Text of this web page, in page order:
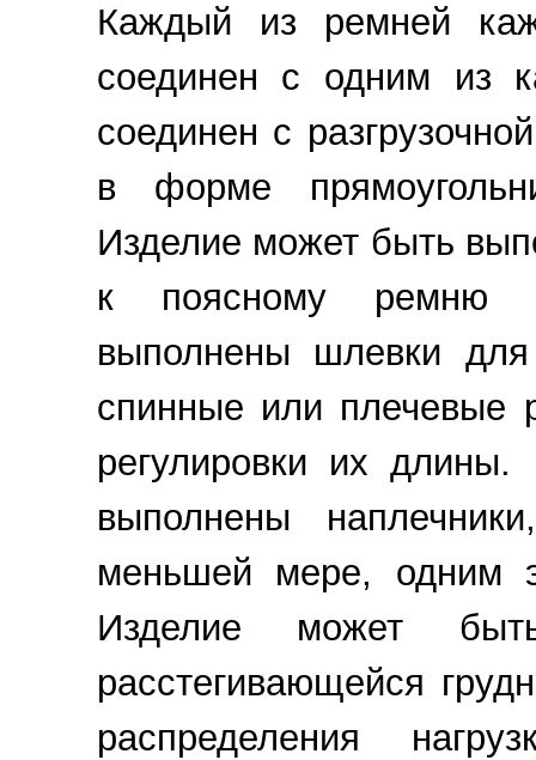
Каждый из ремней
соединен с одним из
соединен с
в форме
Изделие может быть
к поясному ремню
выполнены шлевки
спинные или плечевые
регулировки их
выполнены
меньшей мере, одним
Изделие может
расстегивающейся
распределения